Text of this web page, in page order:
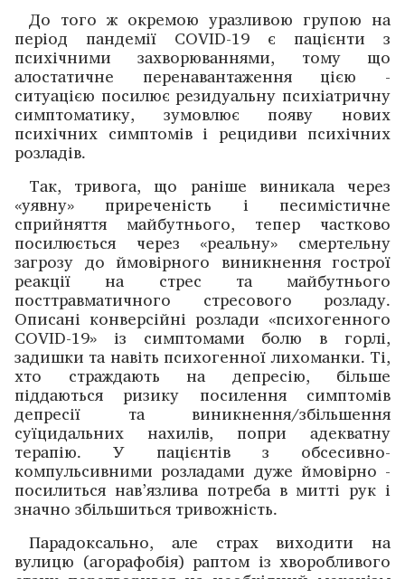
До того ж окремою уразливою групою на
період пандемії COVID-19 є пацієнти з
психічними ­захворюваннями, тому що
алостатичне перенавантаження цією ­
ситуацією посилює резидуальну психіатричну
симптоматику, зумов­лює появу нових
психічних симптомів і рецидиви психічних
розладів.
Так, тривога, що раніше виникала через
«уявну» приреченість і песимістичне
сприйняття майбутнього, тепер частково
посилюється через «реальну» смертельну
загрозу до ймовірного виникнення гострої
реакції на стрес та майбутнього
посттравматичного стре­сового розладу.
Описані конверсійні розлади «психогенного
COVID-19» із симптомами болю в горлі,
задишки та навіть психо­генної лихоманки. Ті,
хто страждають на депресію, більше
піддаються ризику посилення симптомів
депресії та виникнення/збільшення
суїцидальних нахилів, попри адекватну
терапію. У пацієнтів з обсе­сивно-
компульсивними розладами дуже ймовірно ­
посилиться нав’язлива потреба в митті рук і
значно збільшиться тривожність.
Парадоксально, але страх виходити на
вулицю (агора­фобія) раптом із хворобливого